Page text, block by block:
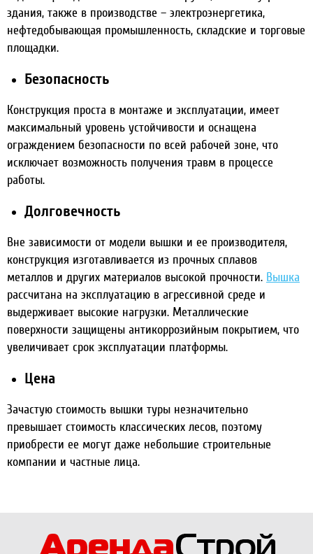
здания, также в производстве – электроэнергетика,
нефтедобывающая промышленность, складские и торговые
площадки.
Безопасность
Конструкция проста в монтаже и эксплуатации, имеет
максимальный уровень устойчивости и оснащена
ограждением безопасности по всей рабочей зоне, что
исключает возможность получения травм в процессе
работы.
Долговечность
Вне зависимости от модели вышки и ее производителя,
конструкция изготавливается из прочных сплавов
металлов и других материалов высокой прочности. Вышка
рассчитана на эксплуатацию в агрессивной среде и
выдерживает высокие нагрузки. Металлические
поверхности защищены антикоррозийным покрытием, что
увеличивает срок эксплуатации платформы.
Цена
Зачастую стоимость вышки туры незначительно
превышает стоимость классических лесов, поэтому
приобрести ее могут даже небольшие строительные
компании и частные лица.